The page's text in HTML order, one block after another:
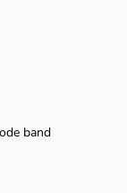
band